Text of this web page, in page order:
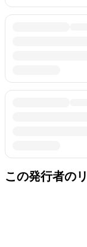
この発行者の